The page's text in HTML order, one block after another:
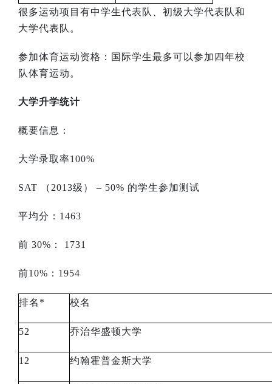
很多运动项目有中学生代表队、初级大学代表队和
大学代表队。
参加体育运动资格：国际学生最多可以参加四年校
队体育运动。
大学升学统计
概要信息：
大学录取率100%
SAT （ 2013级） – 50% 的学生参加测试
平均分： 1463
前 30% ： 1731
前10% ： 1954
排名 * 校名
52 乔治华盛顿大学
12 约翰霍普金斯大学